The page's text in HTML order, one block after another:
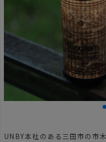
UNBY本社のある三田市の市